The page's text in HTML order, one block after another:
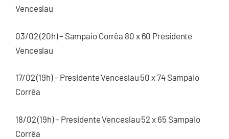
Venceslau
03/02 (20h) – Sampaio Corrêa 80 x 60 Presidente
Venceslau
17/02 (19h) – Presidente Venceslau 50 x 74 Sampaio
Corrêa
18/02 (19h) – Presidente Venceslau 52 x 65 Sampaio
Corrêa